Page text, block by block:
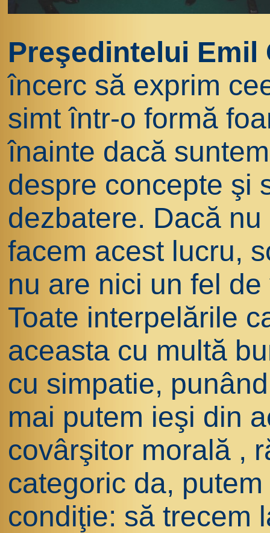
Preşedintelui
încerc să exprim
simt într-o formă
înainte dacă
despre concepte şi
dezbatere. Dacă
facem acest lucru,
nu are nici un fel
Toate interpelările
aceasta cu multă
cu simpatie,
mai putem ieşi din
covârşitor morală ,
categoric da,
condiţie: să trecem